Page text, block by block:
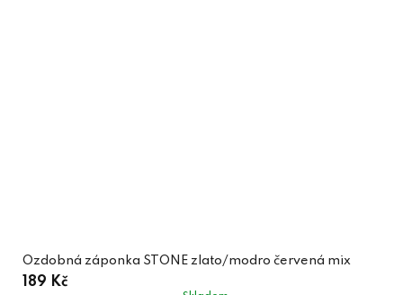
Ozdobná záponka STONE zlato/modro červená mix
189 Kč